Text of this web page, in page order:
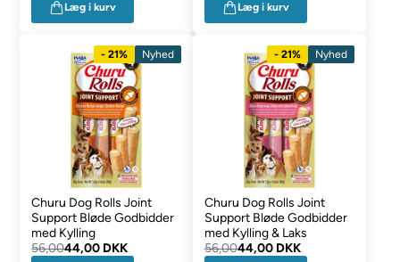
Læg i kurv Læg i kurv
- 21% Nyhed
Churu Dog Rolls Joint
Support Bløde Godbidder
med Kylling
56,0044,00 DKK
- 21% Nyhed
Churu Dog Rolls Joint
Support Bløde Godbidder
med Kylling & Laks
56,0044,00 DKK